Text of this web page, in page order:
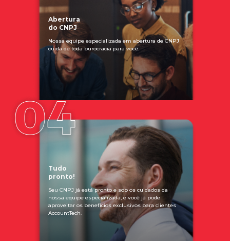
Abertura
do CNPJ
Nossa equipe especializada em abertura de CNPJ
cuida de toda burocracia para você.
Tudo
pronto!
Seu CNPJ já está pronto e sob os cuidados da
nossa equipe especializada, e você já pode
aproveitar os benefícios exclusivos para clientes
AccountTech.